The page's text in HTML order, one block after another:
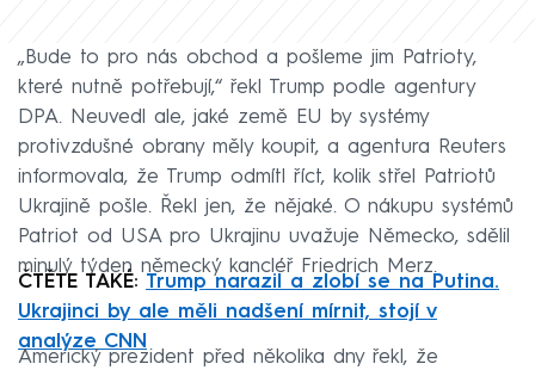
„Bude to pro nás obchod a pošleme jim Patrioty,
které nutně potřebují,“ řekl Trump podle agentury
DPA. Neuvedl ale, jaké země EU by systémy
protivzdušné obrany měly koupit, a agentura Reuters
informovala, že Trump odmítl říct, kolik střel Patriotů
Ukrajině pošle. Řekl jen, že nějaké. O nákupu systémů
Patriot od USA pro Ukrajinu uvažuje Německo, sdělil
minulý týden německý kancléř Friedrich Merz.
ČTĚTE TAKÉ: Trump narazil a zlobí se na Putina.
Ukrajinci by ale měli nadšení mírnit, stojí v
analýze CNN
Americký prezident před několika dny řekl, že